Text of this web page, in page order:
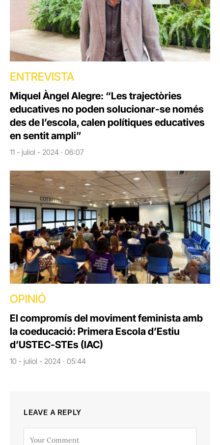
ENTREVISTA
Miquel Àngel Alegre: “Les trajectòries
educatives no poden solucionar-se només
des de l’escola, calen polítiques educatives
en sentit ampli”
11 - juliol - 2024 · 06:07
OPINIÓ
El compromís del moviment feminista amb
la coeducació: Primera Escola d’Estiu
d’USTEC-STEs (IAC)
10 - juliol - 2024 · 05:44
LEAVE A REPLY